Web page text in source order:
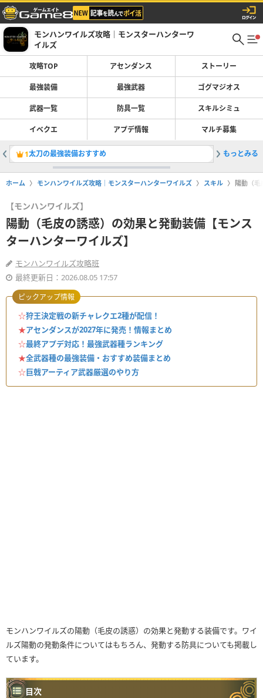
モンハンワイルズ攻略｜モンスターハンターワ
イルズ
攻略TOP アセンダンス ストーリー
最強装備 最強武器 ゴグマジオス
武器一覧 防具一覧 スキルシミュ
イベクエ アプデ情報 マルチ募集
1太刀の最強装備おすすめ 2スキル
もっとみる
ホーム モンハンワイルズ攻略｜モンスターハンターワイルズ スキル 陽動（
【モンハンワイルズ】
陽動（毛皮の誘惑）の効果と発動装備【モンス
ターハンターワイルズ】
モンハンワイルズ攻略班
最終更新日：2026.08.05 17:57
☆狩王決定戦の新チャレクエ2種が配信！
★アセンダンスが2027年に発売！情報まとめ
☆最終アプデ対応！最強武器種ランキング
★全武器種の最強装備・おすすめ装備まとめ
☆巨戟アーティア武器厳選のやり方
ピックアップ情報
モンハンワイルズの陽動（毛皮の誘惑）の効果と発動する装備です。ワイ
ルズ陽動の発動条件についてはもちろん、発動する防具についても掲載し
ています。
目次